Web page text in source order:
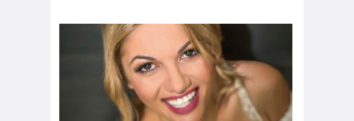
μου γράφετε συχνά πως ντρέπεστε
και νιώθετε άβολα. Να βγεις έξω...